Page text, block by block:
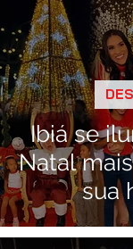
Ibiá se
Natal
sua